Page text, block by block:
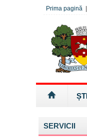
Prima pagină
SERVICII